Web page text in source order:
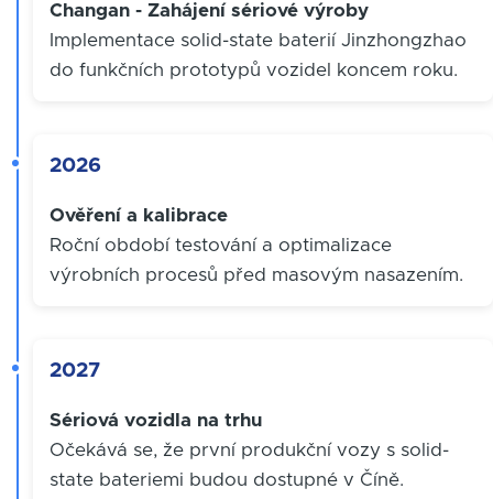
Changan - Zahájení sériové výroby
Implementace solid-state baterií Jinzhongzhao
do funkčních prototypů vozidel koncem roku.
2026
Ověření a kalibrace
Roční období testování a optimalizace
výrobních procesů před masovým nasazením.
2027
Sériová vozidla na trhu
Očekává se, že první produkční vozy s solid-
state bateriemi budou dostupné v Číně.